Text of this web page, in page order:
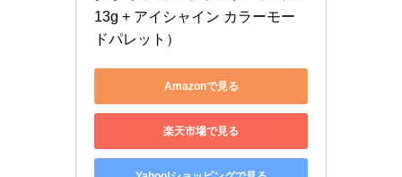
13g + アイシャイン カラーモー
ドパレット）
Amazonで見る
楽天市場で見る